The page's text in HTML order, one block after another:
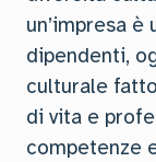
un’impresa
dipendenti,
culturale
di vita e
competenze